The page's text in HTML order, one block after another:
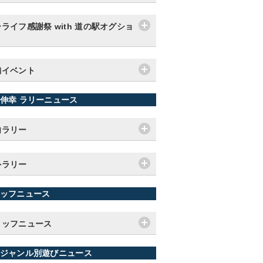
ライフ感謝祭 with 道の駅オグショ
ベント
幸 ラリーニュース
リー
リー
フニュース
フニュース
ャンル別遊びニュース